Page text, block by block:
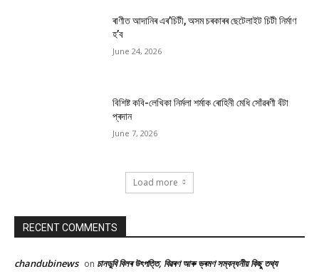
ৰাণীত আদানিৰ এৰ’চিটী, অসম চৰকাৰৰ ছেটেলাইট চিটী নিৰ্মাণ
হ’ব
June 24, 2026
বিশিষ্ট কবি-লেখিকা নিৰ্মলা শৰ্মাক ৰোহিনী মেধি সোঁৱৰণী বঁটা
প্ৰদান
June 7, 2026
Load more
RECENT COMMENTS
chandubinews on চানডুবি বিলৰ উৎপত্তি, বিৱৰণ আৰু ভ্ৰমণ সম্বন্ধনীয় কিছু তথ্য